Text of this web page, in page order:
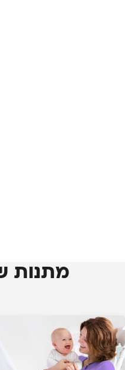
מתנות